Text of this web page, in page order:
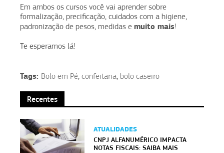
Em ambos os cursos você vai aprender sobre
formalização, precificação, cuidados com a higiene,
padronização de pesos, medidas e muito mais!
Te esperamos lá!
Tags: Bolo em Pé, confeitaria, bolo caseiro
Recentes
ATUALIDADES
CNPJ ALFANUMÉRICO IMPACTA
NOTAS FISCAIS: SAIBA MAIS